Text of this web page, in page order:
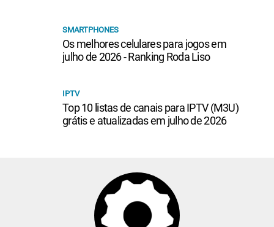
SMARTPHONES
Os melhores celulares para jogos em
julho de 2026 - Ranking Roda Liso
IPTV
Top 10 listas de canais para IPTV (M3U)
grátis e atualizadas em julho de 2026